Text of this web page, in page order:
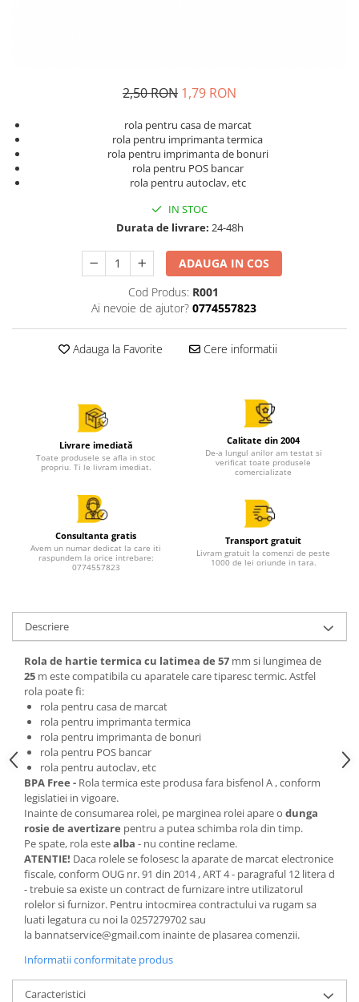
2,50 RON 1,79 RON
rola pentru casa de marcat
rola pentru imprimanta termica
rola pentru imprimanta de bonuri
rola pentru POS bancar
rola pentru autoclav, etc
IN STOC
Durata de livrare: 24-48h
ADAUGA IN COS
Cod Produs: R001
Ai nevoie de ajutor? 0774557823
Adauga la Favorite Cere informatii
Livrare imediată
Toate produsele se afla in stoc
propriu. Ti le livram imediat.
Calitate din 2004
De-a lungul anilor am testat si
verificat toate produsele
comercializate
Consultanta gratis
Avem un numar dedicat la care iti
raspundem la orice intrebare:
0774557823
Transport gratuit
Livram gratuit la comenzi de peste
1000 de lei oriunde in tara.
Descriere
Rola de hartie termica cu latimea de 57 mm si lungimea de
25 m este compatibila cu aparatele care tiparesc termic. Astfel
rola poate fi:
rola pentru casa de marcat
rola pentru imprimanta termica
rola pentru imprimanta de bonuri
rola pentru POS bancar
rola pentru autoclav, etc
BPA Free - Rola termica este produsa fara bisfenol A , conform
legislatiei in vigoare.
Inainte de consumarea rolei, pe marginea rolei apare o dunga
rosie de avertizare pentru a putea schimba rola din timp.
Pe spate, rola estealba - nu contine reclame.
ATENTIE! Daca rolele se folosesc la aparate de marcat electronice
fiscale, conform OUG nr. 91 din 2014 , ART 4 - paragraful 12 litera d
- trebuie sa existe un contract de furnizare intre utilizatorul
rolelor si furnizor. Pentru intocmirea contractului va rugam sa
luati legatura cu noi la 0257279702 sau
la bannatservice@gmail.com inainte de plasarea comenzii.
Informatii conformitate produs
Caracteristici